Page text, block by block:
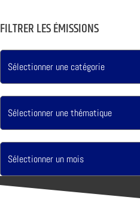
FILTRER LES ÉMISSIONS